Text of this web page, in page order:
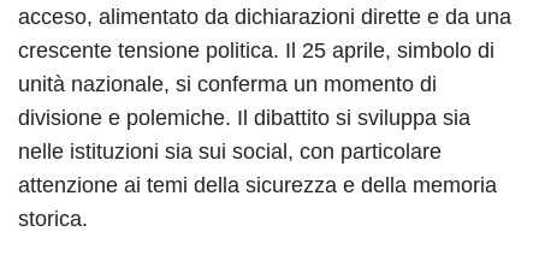
acceso, alimentato da dichiarazioni dirette e da una
crescente tensione politica. Il 25 aprile, simbolo di
unità nazionale, si conferma un momento di
divisione e polemiche. Il dibattito si sviluppa sia
nelle istituzioni sia sui social, con particolare
attenzione ai temi della sicurezza e della memoria
storica.